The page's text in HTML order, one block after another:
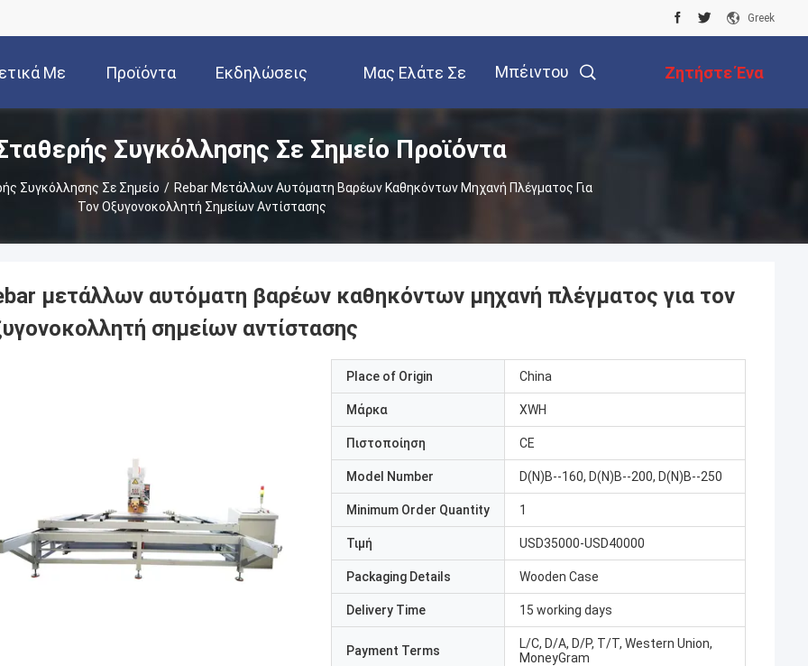
Greek
Με
Εμάς
Προϊόντα Εκδηλώσεις Μας Ελάτε Σε
Επαφή Με
Μπέιντου Ζητήστε Ένα
Απόσπασμα
Συγκόλλησης Σε Σημείο Προϊόντα
Συγκόλλησης Σε Σημείο / Rebar Μετάλλων Αυτόματη Βαρέων Καθηκόντων Μηχανή Πλέγματος Για
Τον Οξυγονοκολλητή Σημείων Αντίστασης
μετάλλων αυτόματη βαρέων καθηκόντων μηχανή πλέγματος για τον
σημείων αντίστασης
Place of Origin China
Μάρκα XWH
Πιστοποίηση CE
Model Number D(N)B--160, D(N)B--200, D(N)B--250
Minimum Order Quantity 1
Τιμή USD35000-USD40000
Packaging Details Wooden Case
Delivery Time 15 working days
Payment Terms
L/C, D/A, D/P, T/T, Western Union,
MoneyGram